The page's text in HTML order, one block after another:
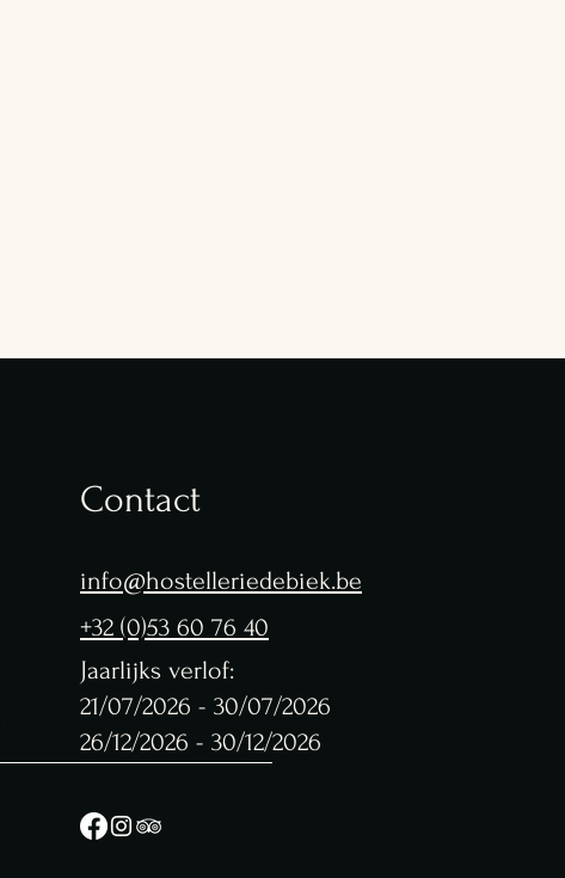
Contact
info@hostelleriedebiek.be
+32 (0)53 60 76 40
Jaarlijks verlof:
21/07/2026 - 30/07/2026
26/12/2026 - 30/12/2026